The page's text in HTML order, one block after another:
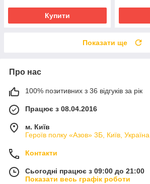
Купити
Показати ще
Про нас
100% позитивних з 36 відгуків за рік
Працює з 08.04.2016
м. Київ
Героїв полку «Азов» 3Б, Київ, Україна
Контакти
Сьогодні працює з 09:00 до 21:00
Показати весь графік роботи